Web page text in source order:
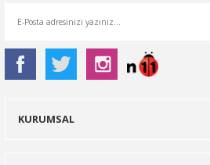
KURUMSAL